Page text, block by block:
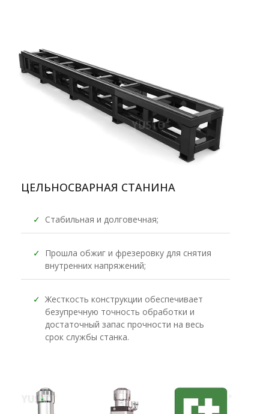
ЦЕЛЬНОСВАРНАЯ СТАНИНА
✓ Стабильная и долговечная;
✓ Прошла обжиг и фрезеровку для снятия
внутренних напряжений;
✓ Жесткость конструкции обеспечивает
безупречную точность обработки и
достаточный запас прочности на весь
срок службы станка.